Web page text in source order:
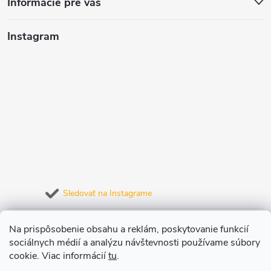
Na prispôsobenie obsahu a reklám, poskytovanie funkcií
sociálnych médií a analýzu návštevnosti používame súbory
cookie. Viac informáciítu.
p
Instagram
Sledovať na Instagrame
Prijímame online platby